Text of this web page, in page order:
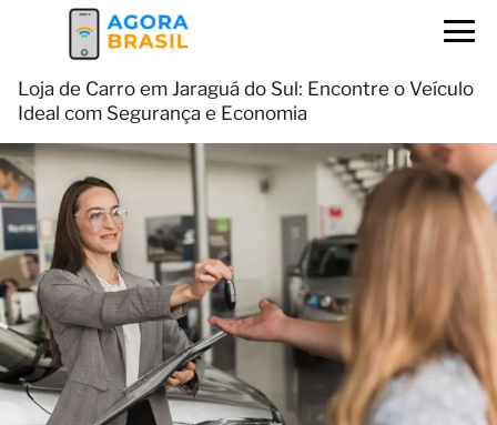
Loja de Carro em Jaraguá do Sul: Encontre o Veículo
Ideal com Segurança e Economia